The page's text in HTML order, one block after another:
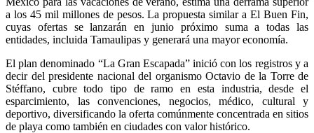
a los 45 mil millones de pesos. La propuesta similar a El Buen Fin,
cuyas ofertas se lanzarán en junio próximo suma a todas las
entidades, incluida Tamaulipas y generará una mayor economía.
El plan denominado “La Gran Escapada” inició con los registros y a
decir del presidente nacional del organismo Octavio de la Torre de
Stéffano, cubre todo tipo de ramo en esta industria, desde el
esparcimiento, las convenciones, negocios, médico, cultural y
deportivo, diversificando la oferta comúnmente concentrada en sitios
de playa como también en ciudades con valor histórico.